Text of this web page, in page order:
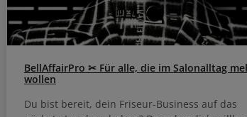
BellAffairPro ✂ Für alle, die im Salonalltag
wollen
Du bist bereit, dein Friseur-Business auf das